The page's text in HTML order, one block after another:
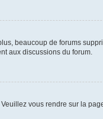
beaucoup de forums
aux discussions du forum.
vous rendre sur la